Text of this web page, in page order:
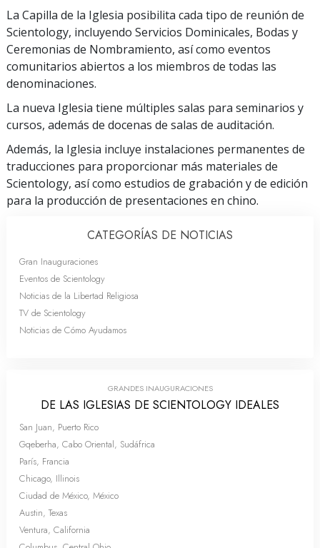
La Capilla de la Iglesia posibilita cada tipo de reunión de
Scientology, incluyendo Servicios Dominicales, Bodas y
Ceremonias de Nombramiento, así como eventos
comunitarios abiertos a los miembros de todas las
denominaciones.
La nueva Iglesia tiene múltiples salas para seminarios y
cursos, además de docenas de salas de auditación.
Además, la Iglesia incluye instalaciones permanentes de
traducciones para proporcionar más materiales de
Scientology, así como estudios de grabación y de edición
para la producción de presentaciones en chino.
CATEGORÍAS DE NOTICIAS
Gran Inauguraciones
Eventos de Scientology
Noticias de la Libertad Religiosa
TV de Scientology
Noticias de Cómo Ayudamos
GRANDES INAUGURACIONES
DE LAS IGLESIAS DE SCIENTOLOGY IDEALES
San Juan, Puerto Rico
Gqeberha, Cabo Oriental, Sudáfrica
París, Francia
Chicago, Illinois
Ciudad de México, México
Austin, Texas
Ventura, California